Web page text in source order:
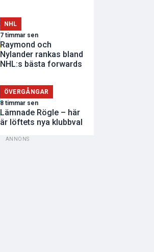
NHL
7 timmar sen
Raymond och
Nylander rankas bland
NHL:s bästa forwards
ÖVERGÅNGAR
8 timmar sen
Lämnade Rögle – här
är löftets nya klubbval
ANNONS